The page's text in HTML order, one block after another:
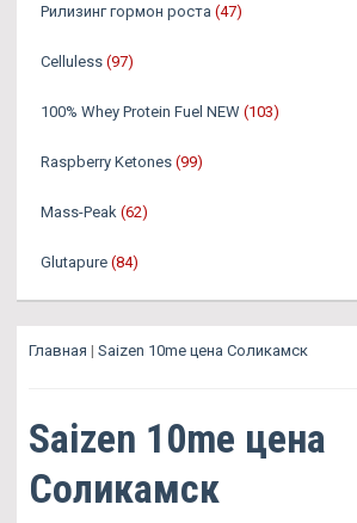
Рилизинг гормон роста (47)
Celluless (97)
100% Whey Protein Fuel NEW (103)
Raspberry Ketones (99)
Mass-Peak (62)
Glutapure (84)
Главная | Saizen 10me цена Соликамск
Saizen 10me цена
Соликамск